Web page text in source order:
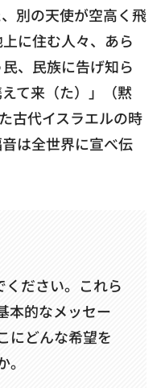
別の天使が空高く飛
に住む人々、あら
、民族に告げ知ら
て来（た）」（黙
古代イスラエルの時
は全世界に宣べ伝
ください。これら
本的なメッセー
にどんな希望を